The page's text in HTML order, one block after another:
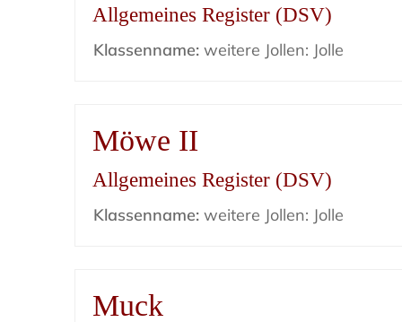
Allgemeines Register (DSV)
Klassenname: weitere Jollen: Jolle
Möwe II
Allgemeines Register (DSV)
Klassenname: weitere Jollen: Jolle
Muck